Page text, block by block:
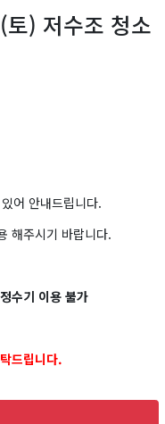
) 저수조 청소
어 안내드립니다.
해주시기 바랍니다.
수기 이용 불가
드립니다.